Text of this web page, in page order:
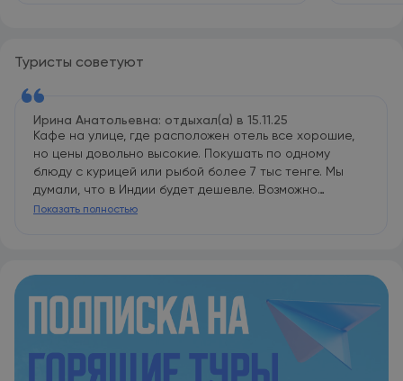
Туристы советуют
Ирина Анатольевна: отдыхал(а) в 15.11.25
Кафе на улице, где расположен отель все хорошие,
но цены довольно высокие. Покушать по одному
блюду с курицей или рыбой более 7 тыс тенге. Мы
думали, что в Индии будет дешевле. Возможно
туристические районы держат цены.. Конец октября-
Показать полностью